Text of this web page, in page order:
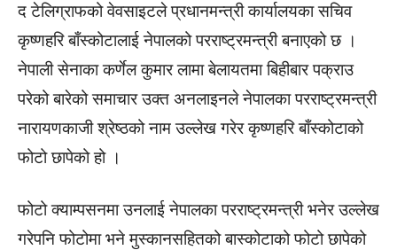
द टेलिग्राफको वेवसाइटले प्रधानमन्त्री कार्यालयका सचिव
कृष्णहरि बाँस्कोटालाई नेपालको परराष्ट्रमन्त्री बनाएको छ ।
नेपाली सेनाका कर्णेल कुमार लामा बेलायतमा बिहीबार पक्राउ
परेको बारेको समाचार उक्त अनलाइनले नेपालका परराष्ट्रमन्त्री
नारायणकाजी श्रेष्ठको नाम उल्लेख गरेर कृष्णहरि बाँस्कोटाको
फोटो छापेको हो ।
फोटो क्याम्पसनमा उनलाई नेपालका परराष्ट्रमन्त्री भनेर उल्लेख
गरेपनि फोटोमा भने मुस्कानसहितको बास्कोटाको फोटो छापेको